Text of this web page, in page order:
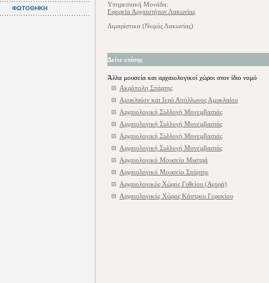
ΦΩΤΟΘΗΚΗ
Υπηρεσιακή Μονάδα:
Εφορεία Αρχαιοτήτων Λακωνίας
Διμαρίστικα (Νομός Λακωνίας)
Δείτε επίσης
Άλλα μουσεία και αρχαιολογικοί χώροι στον ίδιο νομό
Ακρόπολη Σπάρτης
Αμυκλαίον και Ιερό Απόλλωνος Αμυκλαίου
Αρχαιολογική Συλλογή Μονεμβασιάς
Αρχαιολογική Συλλογή Μονεμβασιάς
Αρχαιολογική Συλλογή Μονεμβασιάς
Αρχαιολογική Συλλογή Μονεμβασιάς
Αρχαιολογικό Μουσείο Μυστρά
Αρχαιολογικό Μουσείο Σπάρτης
Αρχαιολογικός Χώρος Γυθείου (Αγορά)
Αρχαιολογικός Χώρος Κάστρου Γερακίου